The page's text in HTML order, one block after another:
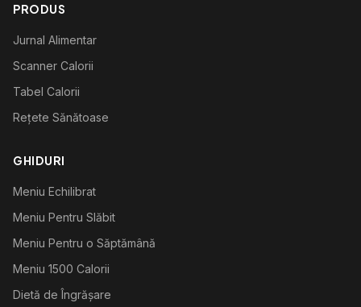
PRODUS
Jurnal Alimentar
Scanner Calorii
Tabel Calorii
Rețete Sănătoase
GHIDURI
Meniu Echilibrat
Meniu Pentru Slăbit
Meniu Pentru o Săptămână
Meniu 1500 Calorii
Dietă de Îngrășare